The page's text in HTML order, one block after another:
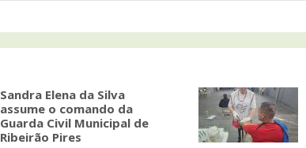
Sandra Elena da Silva
assume o comando da
Guarda Civil Municipal de
Ribeirão Pires